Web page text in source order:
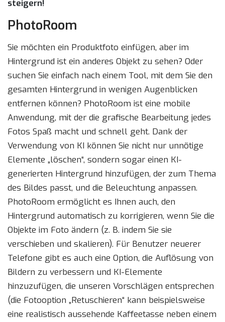
steigern!
PhotoRoom
Sie möchten ein Produktfoto einfügen, aber im
Hintergrund ist ein anderes Objekt zu sehen? Oder
suchen Sie einfach nach einem Tool, mit dem Sie den
gesamten Hintergrund in wenigen Augenblicken
entfernen können? PhotoRoom ist eine mobile
Anwendung, mit der die grafische Bearbeitung jedes
Fotos Spaß macht und schnell geht. Dank der
Verwendung von KI können Sie nicht nur unnötige
Elemente „löschen“, sondern sogar einen KI-
generierten Hintergrund hinzufügen, der zum Thema
des Bildes passt, und die Beleuchtung anpassen.
PhotoRoom ermöglicht es Ihnen auch, den
Hintergrund automatisch zu korrigieren, wenn Sie die
Objekte im Foto ändern (z. B. indem Sie sie
verschieben und skalieren). Für Benutzer neuerer
Telefone gibt es auch eine Option, die Auflösung von
Bildern zu verbessern und KI-Elemente
hinzuzufügen, die unseren Vorschlägen entsprechen
(die Fotooption „Retuschieren“ kann beispielsweise
eine realistisch aussehende Kaffeetasse neben einem